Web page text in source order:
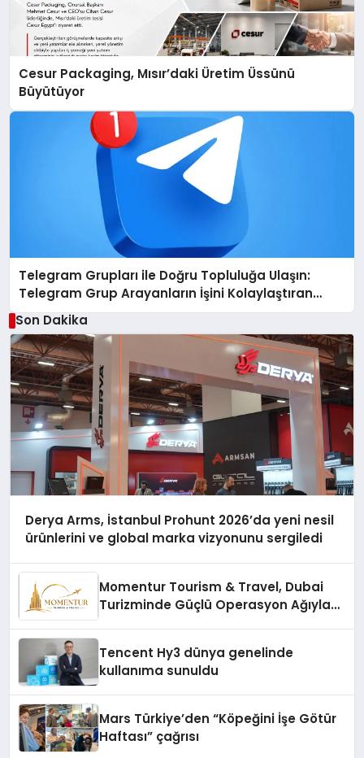
Cesur Packaging, Mısır’daki Üretim Üssünü
Büyütüyor
Telegram Grupları ile Doğru Topluluğa Ulaşın:
Telegram Grup Arayanların İşini Kolaylaştıran
Çözüm
Son Dakika
Derya Arms, İstanbul Prohunt 2026’da yeni nesil
ürünlerini ve global marka vizyonunu sergiledi
Momentur Tourism & Travel, Dubai
Turizminde Güçlü Operasyon Ağıyla
Tencent Hy3 dünya genelinde
kullanıma sunuldu
Mars Türkiye’den “Köpeğini İşe Götür
Haftası” çağrısı